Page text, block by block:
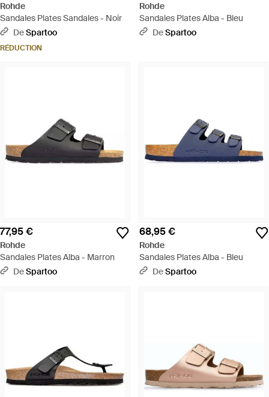
Rohde
Sandales Plates Sandales - Noir
DeSpartoo
RÉDUCTION
Rohde
Sandales Plates Alba - Bleu
DeSpartoo
77,95 €
Rohde
Sandales Plates Alba - Marron
DeSpartoo
68,95 €
Rohde
Sandales Plates Alba - Bleu
DeSpartoo